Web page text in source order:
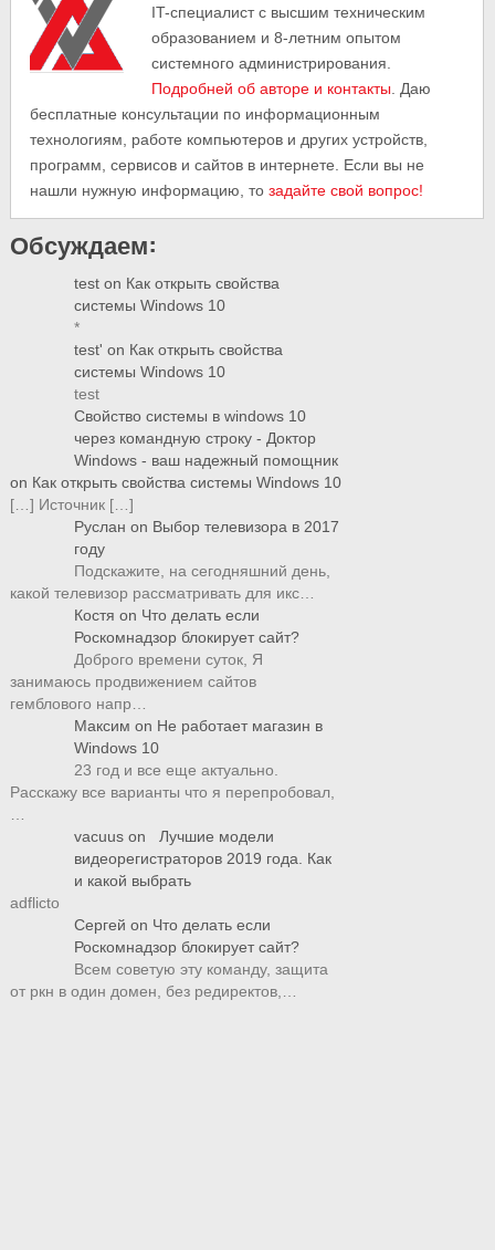
IT-cпециалист с высшим техническим
образованием и 8-летним опытом
системного администрирования.
Подробней об авторе и контакты . Даю
бесплатные консультации по информационным
технологиям, работе компьютеров и других устройств,
программ, сервисов и сайтов в интернете. Если вы не
нашли нужную информацию, тозадайте свой вопрос!
Обсуждаем:
test on Как открыть свойства
системы Windows 10
*
test' on Как открыть свойства
системы Windows 10
test
Свойство системы в windows 10
через командную строку - Доктор
Windows - ваш надежный помощник
on Как открыть свойства системы Windows 10
[…] Источник […]
Руслан on Выбор телевизора в 2017
году
Подскажите, на сегодняшний день,
какой телевизор рассматривать для икс…
Костя on Что делать если
Роскомнадзор блокирует сайт?
Доброго времени суток, Я
занимаюсь продвижением сайтов
гемблового напр…
Максим on Не работает магазин в
Windows 10
23 год и все еще актуально.
Расскажу все варианты что я перепробовал,
vacuus on
Лучшие модели
видеорегистраторов 2019 года. Как
и какой выбрать
adflicto
Сергей on Что делать если
Роскомнадзор блокирует сайт?
Всем советую эту команду, защита
от ркн в один домен, без редиректов,…